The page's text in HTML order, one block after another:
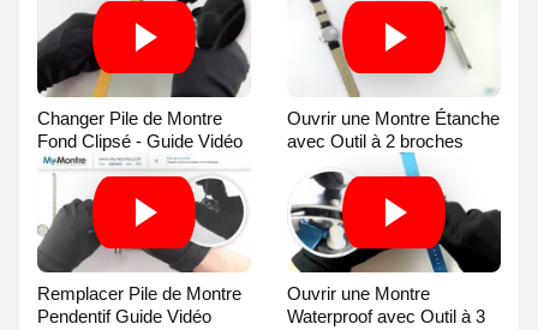
Changer Pile de Montre
Fond Clipsé - Guide Vidéo
Ouvrir une Montre Étanche
avec Outil à 2 broches
Remplacer Pile de Montre
Pendentif Guide Vidéo
Ouvrir une Montre
Waterproof avec Outil à 3